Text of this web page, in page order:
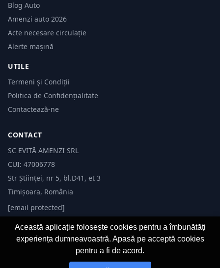
Blog Auto
Amenzi auto 2026
Acte necesare circulație
Alerte mașină
UTILE
Termeni și Condiții
Politica de Confidențialitate
Contactează-ne
CONTACT
SC EVITĂ AMENZI SRL
CUI: 47006778
Str Științei, nr 5, bl.D41, et 3
Timișoara, România
[email protected]
© 2026 Evită Amenzi. Toate drepturile rezervate. Dezvoltat de
Această aplicație folosește cookies pentru a îmbunătăți
experiența dumneavoastră. Apasă pe acceptă cookies
pentru a fi de acord.